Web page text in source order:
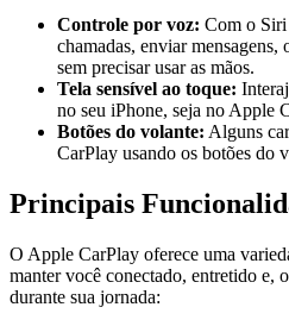
Controle por voz: Com o Siri
chamadas, enviar mensagens,
sem precisar usar as mãos.
Tela sensível ao toque:
no seu iPhone, seja no Apple
Botões do volante: Alguns
CarPlay usando os botões do
Principais
O Apple CarPlay oferece uma
manter você conectado, entretido e,
durante sua jornada: